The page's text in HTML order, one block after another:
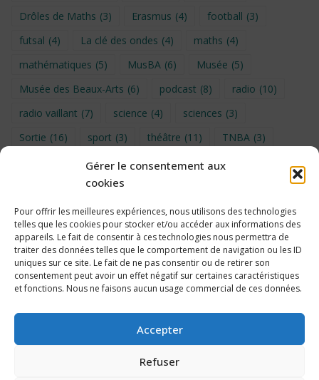
Gérer le consentement aux
cookies
Pour offrir les meilleures expériences, nous utilisons des technologies
telles que les cookies pour stocker et/ou accéder aux informations des
appareils. Le fait de consentir à ces technologies nous permettra de
traiter des données telles que le comportement de navigation ou les ID
uniques sur ce site. Le fait de ne pas consentir ou de retirer son
consentement peut avoir un effet négatif sur certaines caractéristiques
et fonctions. Nous ne faisons aucun usage commercial de ces données.
Accepter
Refuser
Drôles de Maths (3) Erasmus (4) football (3)
futsal (4) La clé des ondes (4) maths (4)
mathématiques (5) MusBA (6) Musée (5)
Musée des Beaux-Arts (6) podcast (8) radio (10)
radio vaillant (7) science (4) sciences (3)
Sortie (16) sport (3) théâtre (11) TNBA (3)
UNSS (9) upe2a (7) vidéo
Voyage en provence 2026
Voyage à Bruxelles 2024 (4) Wahid Chakib (4)
éco-délégués (7)
Politique de cookies